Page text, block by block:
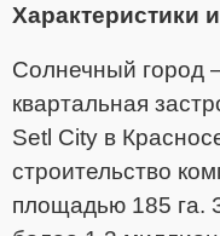
Характеристики
Солнечный город
квартальная
Setl City в
строительство
площадью 185 га.